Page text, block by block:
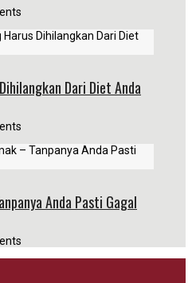
Dari Diet Anda
Anda Pasti Gagal